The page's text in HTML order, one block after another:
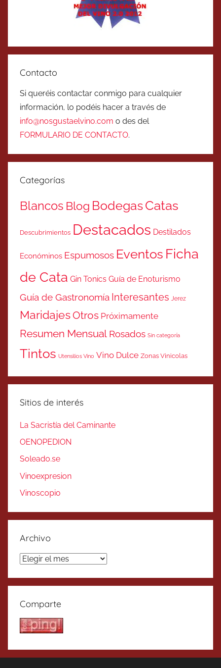
Contacto
Si queréis contactar conmigo para cualquier
información, lo podéis hacer a través de
info@nosgustaelvino.com o des del
FORMULARIO DE CONTACTO.
Categorías
Blancos Blog BodegasCatas
Descubrimientos Destacados Destilados
Económinos Espumosos Eventos Ficha
de Cata Gin Tonics Guía de Enoturismo
Guía de Gastronomía Interesantes Jerez
MaridajesOtros Próximamente
Resumen Mensual Rosados Sin categoría
Tintos Utensilios Vino Vino Dulce Zonas Vinicolas
Sitios de interés
La Sacristía del Caminante
OENOPEDION
Soleado.se
Vinoexpresion
Vinoscopio
Archivo
Archivo
Comparte